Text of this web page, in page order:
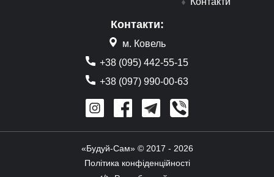
Контакти:
м. Ковель
+38 (095) 442-55-15
+38 (097) 990-00-63
«Будуй-Сам» © 2017 - 2026
Політика конфіденційності